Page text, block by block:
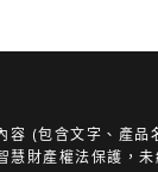
容 (包含文字、產品
慧財產權法保護，